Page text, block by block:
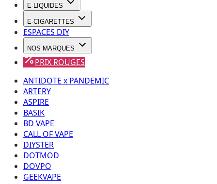
E-LIQUIDES
E-CIGARETTES
ESPACES DIY
NOS MARQUES
PRIX ROUGES
ANTIDOTE x PANDEMIC
ARTERY
ASPIRE
BASIK
BD VAPE
CALL OF VAPE
DIYSTER
DOTMOD
DOVPO
GEEKVAPE